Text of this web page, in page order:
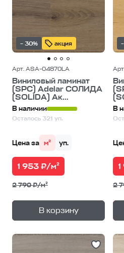
– 30% акция
Арт. ASA-04870LA
Виниловый ламинат
(SPC) Adelar СОЛИДА
(SOLIDA) Ак...
В наличии
Осталось 321 уп.
Цена за м² уп.
1 953 ₽/м²
2 790 ₽/м²
В корзину
— 1уп.
В
2